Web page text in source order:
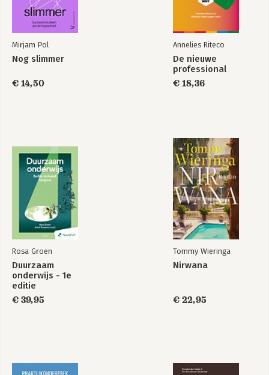
Mirjam Pol
Nog slimmer
€ 14,50
Annelies Riteco
De nieuwe
professional
€ 18,36
Rosa Groen
Duurzaam
onderwijs - 1e
editie
€ 39,95
Tommy Wieringa
Nirwana
€ 22,95